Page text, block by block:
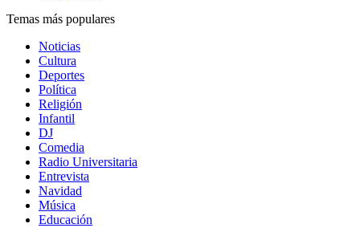
Temas más populares
Noticias
Cultura
Deportes
Política
Religión
Infantil
DJ
Comedia
Radio Universitaria
Entrevista
Navidad
Música
Educación